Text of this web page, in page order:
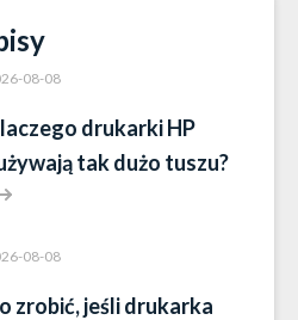
08-08
drukarki HP
tak dużo tuszu?
08-08
zrobić, jeśli drukarka